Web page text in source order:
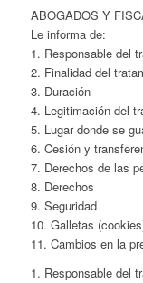
ABOGADOS Y
Le informa de:
1. Responsable del
2. Finalidad del
3. Duración
4. Legitimación del
5. Lugar donde se
6. Cesión y
7. Derechos de las
8. Derechos
9. Seguridad
10. Galletas
11. Cambios en la
1. Responsable del